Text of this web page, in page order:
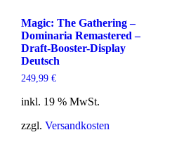
Magic: The Gathering –
Dominaria Remastered –
Draft-Booster-Display
Deutsch
249,99 €
inkl. 19 % MwSt.
zzgl. Versandkosten